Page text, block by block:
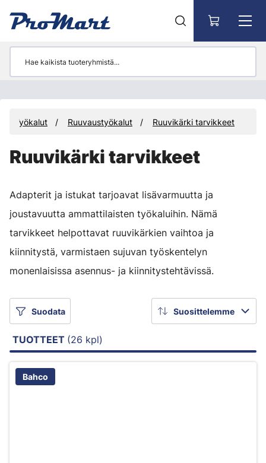
Työkalut Ruuvaustyökalut Ruuvikärki tarvikkeet
Ruuvikärki tarvikkeet
Adapterit ja istukat tarjoavat lisävarmuutta ja
joustavuutta ammattilaisten työkaluihin. Nämä
tarvikkeet helpottavat ruuvikärkien vaihtoa ja
kiinnitystä, varmistaen sujuvan työskentelyn
monenlaisissa asennus- ja kiinnitystehtävissä.
Suodata Suosittelemme
TUOTTEET (26 kpl)
Bahco